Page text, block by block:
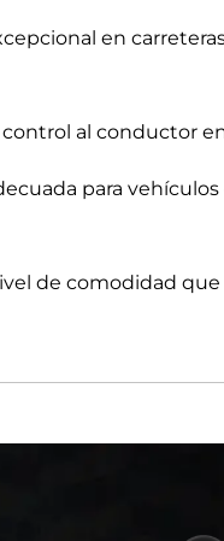
en
al conductor
para
de comodidad